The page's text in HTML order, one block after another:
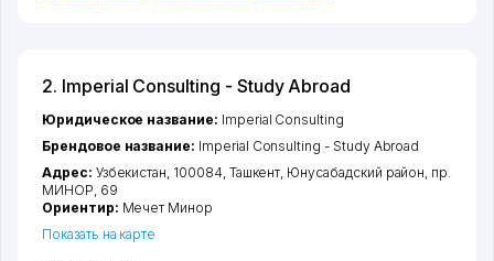
2. Imperial Consulting - Study Abroad
Юридическое название: Imperial Consulting
Брендовое название: Imperial Consulting - Study Abroad
Адрес: Узбекистан, 100084, Ташкент, Юнусабадский район, пр.
МИНОР, 69
Ориентир: Мечет Минор
Показать на карте